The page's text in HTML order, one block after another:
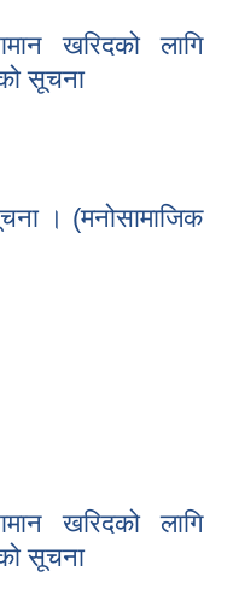
खरिदको लागि
सूचना
। (मनोसामाजिक
खरिदको लागि
सूचना